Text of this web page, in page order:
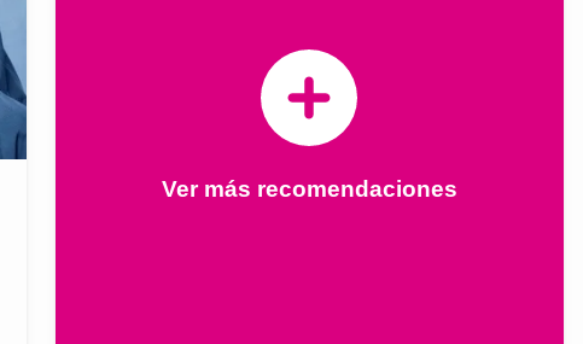
Ver más recomendaciones